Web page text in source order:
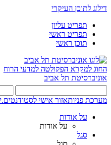
דילוג לתוכן העיקרי
תפריט עליון
תפריט ראשי
תוכן ראשי
החוג למקרא הפקולטה למדעי הרוח
אוניברסיטת תל אביב
מערכת פניותאזור אישי
על אודות
על אודות
סגל